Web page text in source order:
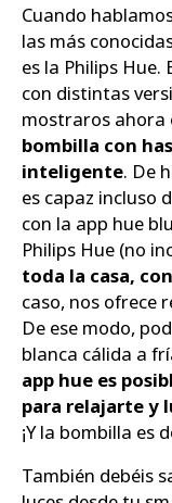
Cuando
las más
es la Philips Hue.
con distintas
mostraros ahora
bombilla con
inteligente. De
es capaz incluso
con la app hue
Philips Hue (no
toda la casa,
caso, nos ofrece
De ese modo,
blanca cálida a
app hue es
para relajarte y
¡Y la bombilla es
También debéis